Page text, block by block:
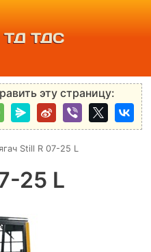
ТД ТДС
эту страницу:
Still R 07-25 L
25 L